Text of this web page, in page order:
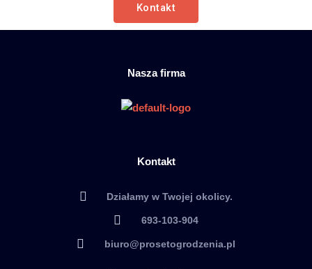
Kontakt
Nasza firma
Kontakt
Działamy w Twojej okolicy.
693-103-904
biuro@prosetogrodzenia.pl